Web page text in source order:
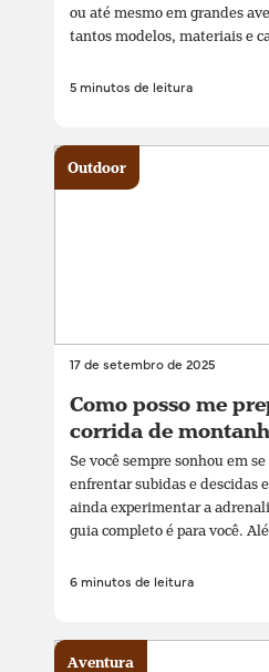
ou até mesmo em grandes
tantos modelos, materiais e
5 minutos de leitura
17 de setembro de 2025
Como posso me
corrida de
Se você sempre sonhou em
enfrentar subidas e descidas
ainda experimentar a
guia completo é para você.
6 minutos de leitura
Outdoor
Aventura